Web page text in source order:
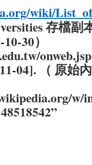
wiki/
存檔副
30）
04]. （ 原始
w/